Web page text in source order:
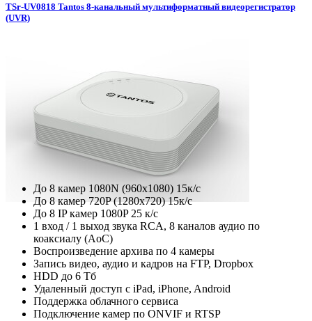
TSr-UV0818 Tantos 8-канальный мультиформатный видеорегистратор
(UVR)
До 8 камер 1080N (960х1080) 15к/с
До 8 камер 720P (1280х720) 15к/с
До 8 IP камер 1080P 25 к/с
1 вход / 1 выход звука RCA, 8 каналов аудио по
коаксиалу (AoC)
Воспроизведение архива по 4 камеры
Запись видео, аудио и кадров на FTP, Dropbox
HDD до 6 Тб
Удаленный доступ с iPad, iPhone, Android
Поддержка облачного сервиса
Подключение камер по ONVIF и RTSP